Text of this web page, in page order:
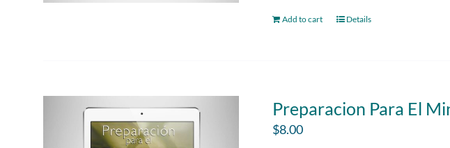
Add to cart Details
Preparacion Para El
$8.00